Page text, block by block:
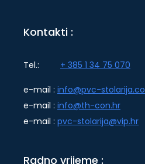
Kontakti :
Tel.: + 385 1 34 75 070
e-mail : info@pvc-stolarija.co
e-mail : info@th-con.hr
e-mail : pvc-stolarija@vip.hr
Radno vrijeme :